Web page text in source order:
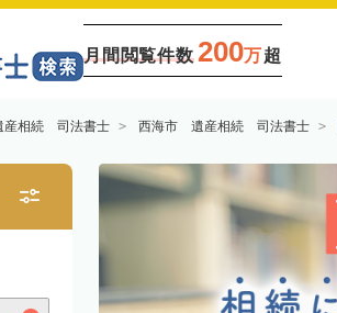
月間閲覧件数 200万超
相続 司法書士 西海市 遺産相続 司法書士